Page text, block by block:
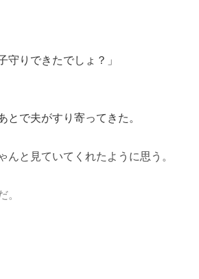
守りできたでしょ？」
で夫がすり寄ってきた。
と見ていてくれたように思う。